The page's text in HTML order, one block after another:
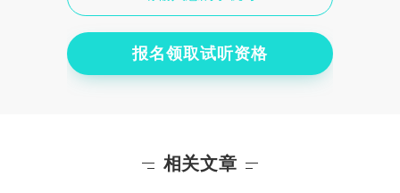
报名领取试听资格
相关文章